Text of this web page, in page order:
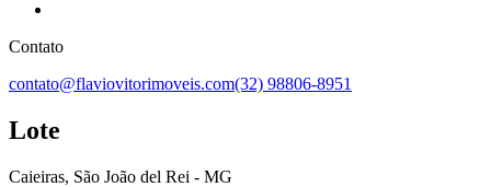
Contato
contato@flaviovitorimoveis.com(32) 98806-8951
Lote
Caieiras, São João del Rei - MG